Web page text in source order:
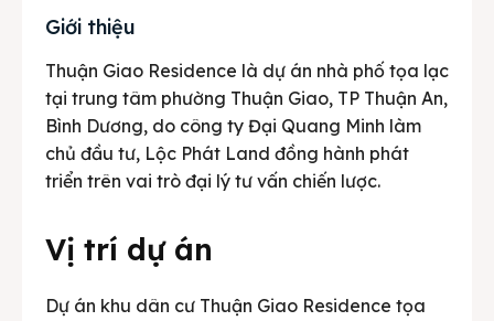
Giới thiệu
Thuận Giao Residence là dự án nhà phố tọa lạc
tại trung tâm phường Thuận Giao, TP Thuận An,
Bình Dương, do công ty Đại Quang Minh làm
chủ đầu tư, Lộc Phát Land đồng hành phát
triển trên vai trò đại lý tư vấn chiến lược.
Vị trí dự án
Dự án khu dân cư Thuận Giao Residence tọa